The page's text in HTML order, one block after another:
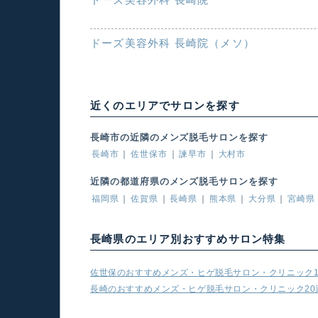
ドーズ美容外科 長崎院（メソ）
近くのエリアでサロンを探す
長崎市の近隣のメンズ脱毛サロンを探す
長崎市 佐世保市 諫早市 大村市
近隣の都道府県のメンズ脱毛サロンを探す
福岡県 佐賀県 長崎県 熊本県 大分県 宮崎県
長崎県のエリア別おすすめサロン特集
佐世保のおすすめメンズ・ヒゲ脱毛サロン・クリニック
長崎のおすすめメンズ・ヒゲ脱毛サロン・クリニック20